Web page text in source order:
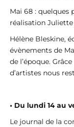
Mai 68 : quelques
réalisation
Hélène Bleskine,
évènements de
de l’époque.
d’artistes nous
• Du lundi 14 au
Le journal de la